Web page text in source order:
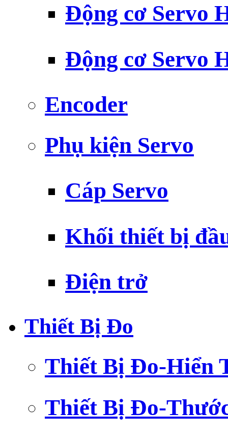
Động cơ Servo
Động cơ Servo
Encoder
Phụ kiện Servo
Cáp Servo
Khối thiết bị
Điện trở
Thiết Bị Đo
Thiết Bị Đo-Hiển
Thiết Bị Đo-